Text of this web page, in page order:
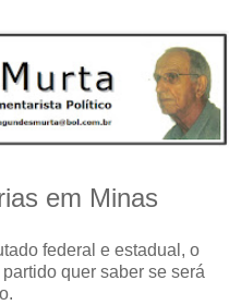
em Minas
federal e estadual, o
quer saber se será